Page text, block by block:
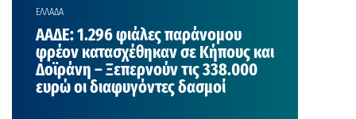
ΕΛΛΑΔΑ
ΑΑΔΕ: 1.296 φιάλες παράνομου
φρέον κατασχέθηκαν σε Κήπους και
Δοϊράνη – Ξεπερνούν τις 338.000
ευρώ οι διαφυγόντες δασμοί